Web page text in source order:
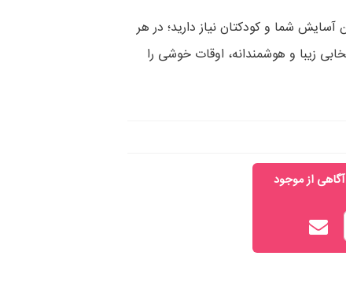
شما و کودکتان نیاز دارید؛ در هر
زیبا و هوشمندانه، اوقات خوشی را
از موجود